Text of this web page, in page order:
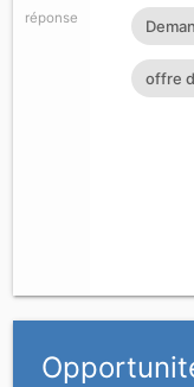
réponse
offre